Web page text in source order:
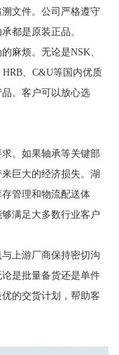
文件。公司严格遵守
都是原装正品。
麻烦。无论是NSK、
、C&U等国内优质
。客户可以放心选
。如果轴承等关键部
巨大的经济损失。湖
管理和物流配送体
满足大多数行业客户
上游厂商保持密切沟
是批量备货还是单件
的交货计划，帮助客